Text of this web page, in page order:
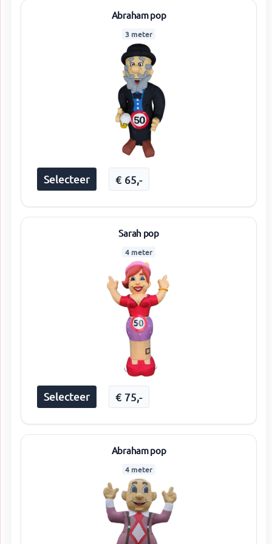
Abraham pop
3 meter
Selecteer € 65,-
Sarah pop
4 meter
Selecteer € 75,-
Abraham pop
4 meter